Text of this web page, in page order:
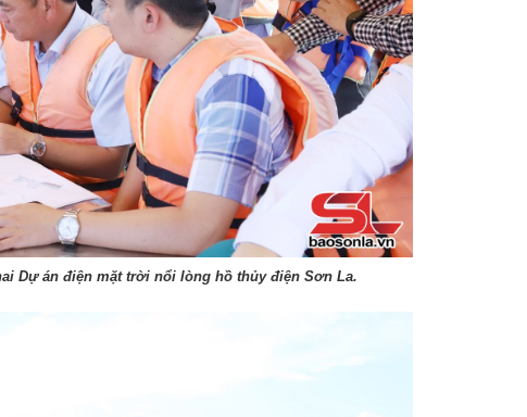
Dự án điện mặt trời nổi lòng hồ thủy điện Sơn La.